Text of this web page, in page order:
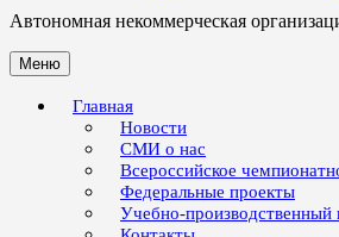
Автономная некоммерческая
Меню
Главная
Новости
СМИ о нас
Всероссийское
Федеральные проекты
Учебно-производственный